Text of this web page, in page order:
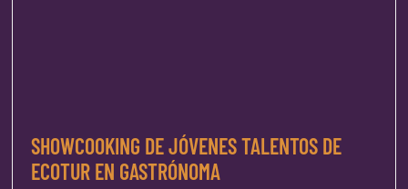
SHOWCOOKING DE JÓVENES TALENTOS DE
ECOTUR EN GASTRÓNOMA